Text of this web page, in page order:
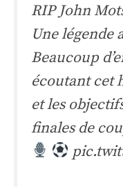
RIP John
Une légende
Beaucoup
écoutant cet
et les
finales de